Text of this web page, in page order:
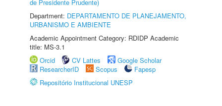
de Presidente Prudente)
Department: DEPARTAMENTO DE PLANEJAMENTO,
URBANISMO E AMBIENTE
Academic Appointment Category: RDIDP Academic
title: MS-3.1
Orcid
CV Lattes
Google Scholar
ResearcherID
Scopus
Fapesp
Repositório Institucional UNESP